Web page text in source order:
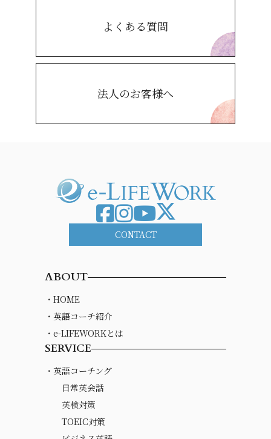
よくある質問
法人のお客様へ
CONTACT
ABOUT
・HOME
・英語コーチ紹介
・e-LIFEWORKとは
SERVICE
・英語コーチング
日常英会話
英検対策
TOEIC対策